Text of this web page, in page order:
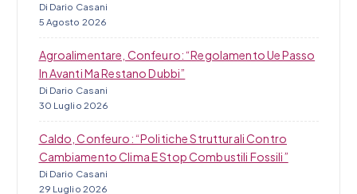
Di Dario Casani
5 Agosto 2026
Agroalimentare, Confeuro: “Regolamento Ue Passo
In Avanti Ma Restano Dubbi”
Di Dario Casani
30 Luglio 2026
Caldo, Confeuro: “Politiche Strutturali Contro
Cambiamento Clima E Stop Combustili Fossili”
Di Dario Casani
29 Luglio 2026